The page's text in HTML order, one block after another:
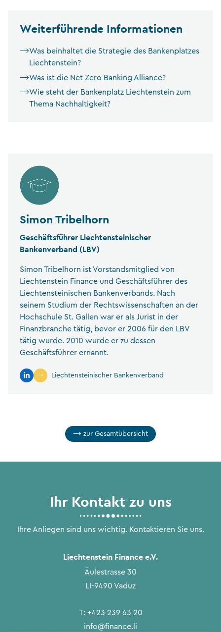
Weiterführende Informationen
Was beinhaltet die Strategie des Bankenplatzes
Liechtenstein?
Was ist die Net Zero Banking Alliance?
Wie steht der Bankenplatz Liechtenstein zum
Thema Nachhaltigkeit?
Simon Tribelhorn
Geschäftsführer Liechtensteinischer
Bankenverband (LBV)
Simon Tribelhorn ist Vorstandsmitglied von
Liechtenstein Finance und Geschäftsführer des
Liechtensteinischen Bankenverbands. Nach
seinem Studium der Rechtswissenschaften an der
Hochschule St. Gallen war er als Jurist in der
Finanzbranche tätig, bevor er 2006 für den LBV
tätig wurde. 2010 wurde er zu dessen
Geschäftsführer ernannt.
Liechtensteinischer Bankenverband
zur Gesamtübersicht
Ihr Kontakt zu uns
Ihre Anliegen sind uns wichtig. Kontaktieren Sie uns.
Liechtenstein Finance e.V.
Äulestrasse 30
LI-9490 Vaduz
T: +423 239 63 20
info@finance.li